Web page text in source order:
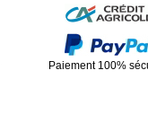
Paiement 100%